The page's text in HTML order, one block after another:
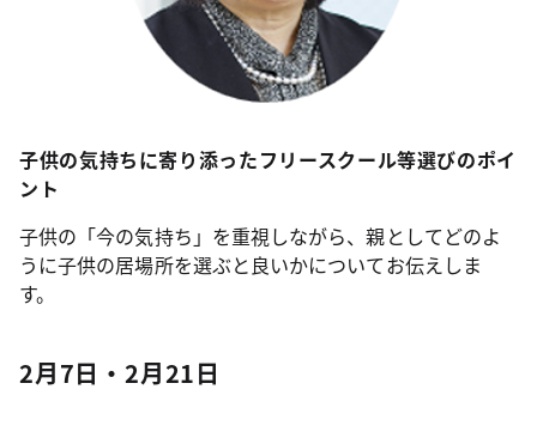
子供の気持ちに寄り添ったフリースクール等選びのポイ
ント
子供の「今の気持ち」を重視しながら、親としてどのよ
うに子供の居場所を選ぶと良いかについてお伝えしま
す。
2月7日・2月21日